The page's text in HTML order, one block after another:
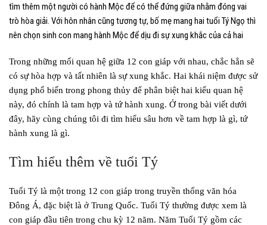
tìm thêm một người có hành Mộc để có thể đứng giữa nhằm đóng vai
trò hòa giải. Với hôn nhân cũng tương tự, bố mẹ mang hai tuổi Tý Ngọ thì
nên chọn sinh con mang hành Mộc để dịu đi sự xung khắc của cả hai
Trong những mối quan hệ giữa 12 con giáp với nhau, chắc hẳn sẽ
có sự hòa hợp và tất nhiên là sự xung khắc. Hai khái niệm được sử
dụng phổ biến trong phong thủy để phân biệt hai kiểu quan hệ
này, đó chính là tam hợp và tứ hành xung. Ở trong bài viết dưới
đây, hãy cùng chúng tôi đi tìm hiểu sâu hơn về tam hợp là gì, tứ
hành xung là gì.
Tìm hiểu thêm về tuổi Tý
Tuổi Tý là một trong 12 con giáp trong truyền thống văn hóa
Đông Á, đặc biệt là ở Trung Quốc. Tuổi Tý thường được xem là
con giáp đầu tiên trong chu kỳ 12 năm. Năm Tuổi Tý gồm các